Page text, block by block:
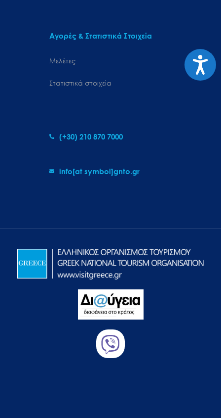
Αγορές & Στατιστικά Στοιχεία
Μελέτες
Στατιστικά στοιχεία
(+30) 210 870 7000
info[at symbol]gnto.gr